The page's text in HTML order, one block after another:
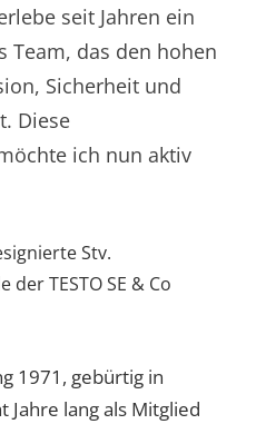
seit Jahren ein
Team, das den hohen
Sicherheit und
Diese
ich nun aktiv
Stv.
TESTO SE & Co
1971, gebürtig in
Jahre lang als Mitglied